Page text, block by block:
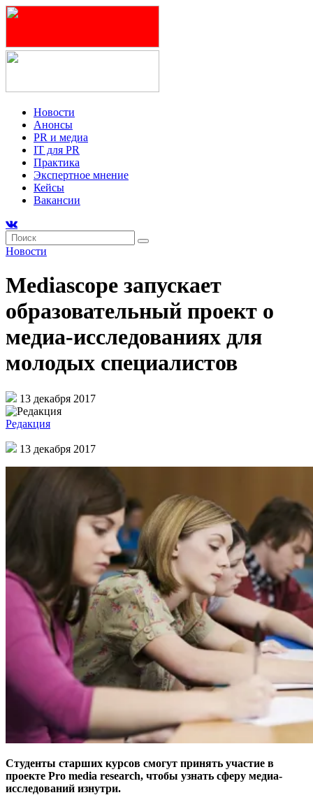
Новости
Анонсы
PR и медиа
IT для PR
Практика
Экспертное мнение
Кейсы
Вакансии
Новости
Mediascope запускает
образовательный проект о
медиа-исследованиях для
молодых специалистов
13 декабря 2017
Редакция
13 декабря 2017
Студенты старших курсов смогут принять участие в
проекте Pro media research, чтобы узнать сферу медиа-
исследований изнутри.